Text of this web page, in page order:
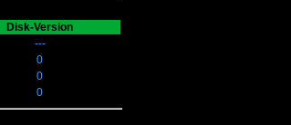
Disk-Version
---
0
0
0